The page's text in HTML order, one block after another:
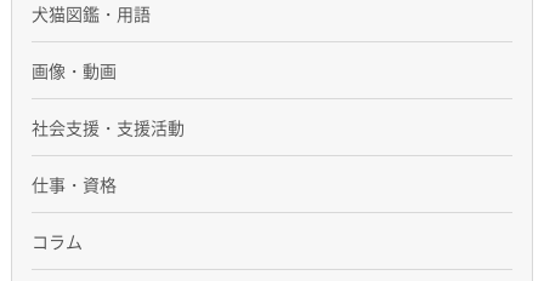
犬猫図鑑・用語
画像・動画
社会支援・支援活動
仕事・資格
コラム